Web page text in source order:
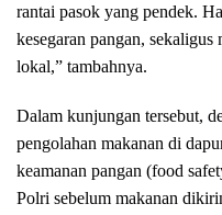
rantai pasok yang pendek.
kesegaran pangan,
lokal,” tambahnya.
Dalam kunjungan tersebut,
pengolahan makanan di
keamanan pangan (food
Polri sebelum makanan